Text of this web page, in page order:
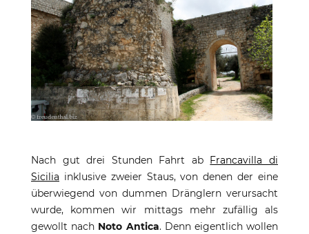
Nach gut drei Stunden Fahrt ab Francavilla di
Sicilia inklusive zweier Staus, von denen der eine
überwiegend von dummen Dränglern verursacht
wurde, kommen wir mittags mehr zufällig als
gewollt nach Noto Antica. Denn eigentlich wollen